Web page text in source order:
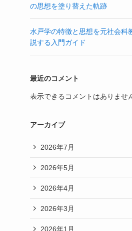
の思想を塗り替えた軌跡
水戸学の特徴と思想を元社会科
説する入門ガイド
最近のコメント
表示できるコメントはありませ
アーカイブ
2026年7月
2026年5月
2026年4月
2026年3月
2026年1月